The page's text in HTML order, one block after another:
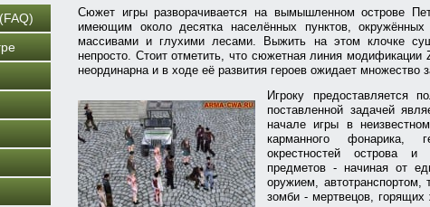
Сюжет игры разворачивается на вымышленном острове
имеющим около десятка населённых пунктов, окружённых
массивами и глухими лесами. Выжить на этом клочке
непросто. Стоит отметить, что сюжетная линия
неординарна и в ходе её развития героев ожидает множество
Игроку предоставляется
поставленной задачей
начале игры в
карманного фонарика,
окрестностей острова
предметов - начиная от
оружием,
зомби - мертвецов,